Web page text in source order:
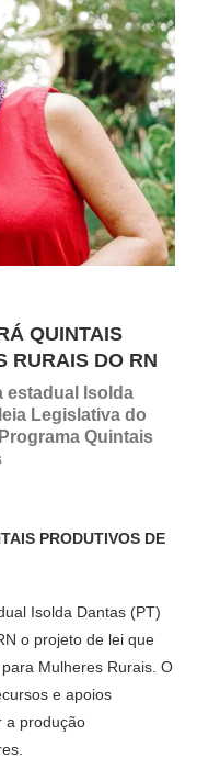
QUINTAIS
RURAIS DO RN
estadual Isolda
Legislativa do
Quintais
PRODUTIVOS DE
Isolda Dantas (PT)
o projeto de lei que
Mulheres Rurais. O
e apoios
a produção